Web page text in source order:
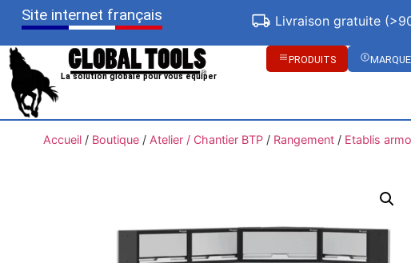
Site internet français Livraison gratuite
La solution globale pour vous équiper
PRODUITS
Accueil/ Boutique/ Atelier / Chantier BTP/ Rangement/ Etablis